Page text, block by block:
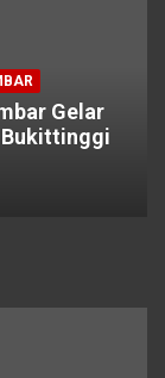
Gelar
Bukittinggi